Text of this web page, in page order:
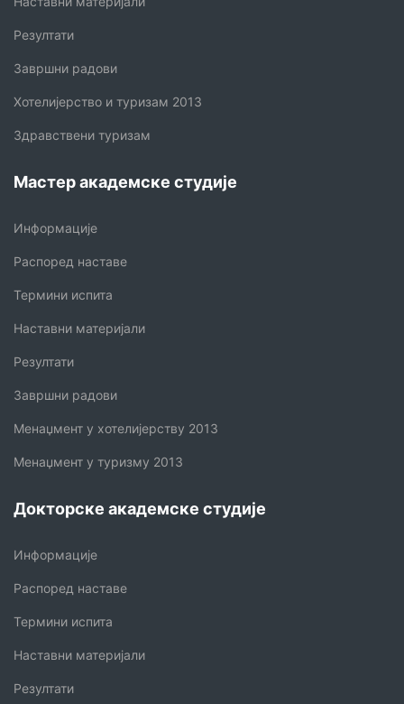
Резултати
Завршни радови
Хотелијерство и туризам 2013
Здравствени туризам
Мастер академске студије
Информације
Распоред наставе
Термини испита
Наставни материјали
Резултати
Завршни радови
Менаџмент у хотелијерству 2013
Менаџмент у туризму 2013
Докторске академске студије
Информације
Распоред наставе
Термини испита
Наставни материјали
Резултати